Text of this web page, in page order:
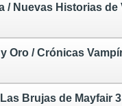
/ Nuevas Historias de
Oro / Crónicas
Brujas de Mayfair 3